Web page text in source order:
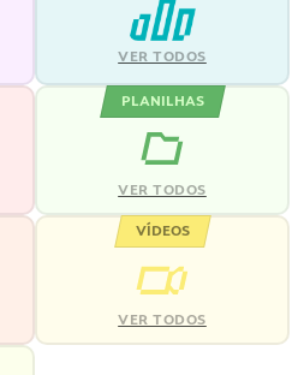
VER TODOS
PLANILHAS
VER TODOS
VÍDEOS
VER TODOS